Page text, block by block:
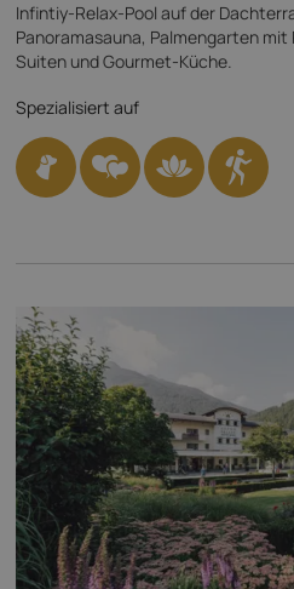
Infintiy-Relax-Pool auf der
Panoramasauna, Palmengarten
Suiten und Gourmet-Küche.
Spezialisiert auf